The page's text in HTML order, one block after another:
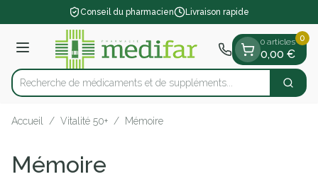
Aller au contenu
1 de 1Conseil du pharmacien Livraison rapide
Menu
Rechercher
Recherche de médicaments et d
0 articles
0,00 €
0
Accueil / Vitalité 50+ / Mémoire
Mémoire